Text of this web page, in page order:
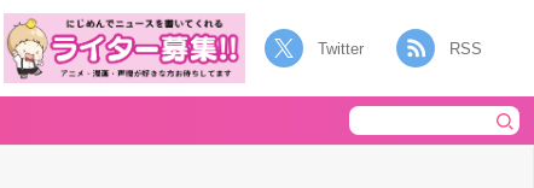
Twitter RSS